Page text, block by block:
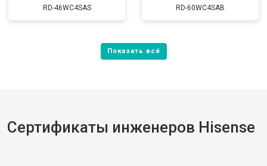
RD-46WC4SAS RD-60WC4SAB
Сертификаты инженеров Hisense